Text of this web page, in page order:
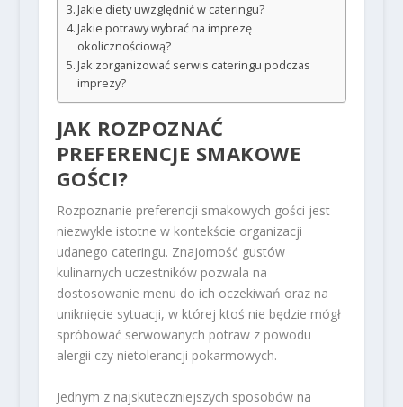
Jakie diety uwzględnić w cateringu?
Jakie potrawy wybrać na imprezę
okolicznościową?
Jak zorganizować serwis cateringu podczas
imprezy?
JAK ROZPOZNAĆ
PREFERENCJE SMAKOWE
GOŚCI?
Rozpoznanie preferencji smakowych gości jest
niezwykle istotne w kontekście organizacji
udanego cateringu. Znajomość gustów
kulinarnych uczestników pozwala na
dostosowanie menu do ich oczekiwań oraz na
uniknięcie sytuacji, w której ktoś nie będzie mógł
spróbować serwowanych potraw z powodu
alergii czy nietolerancji pokarmowych.
Jednym z najskuteczniejszych sposobów na